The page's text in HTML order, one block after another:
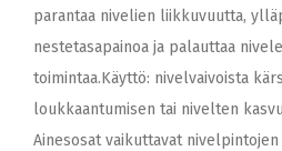
parantaa nivelien liikkuvuutta,
nestetasapainoa ja palauttaa
toimintaa.Käyttö: nivelvaivoista
loukkaantumisen tai nivelten
Ainesosat vaikuttavat